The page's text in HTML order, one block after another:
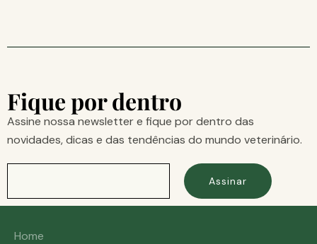
Fique por dentro
Assine nossa newsletter e fique por dentro das
novidades, dicas e das tendências do mundo veterinário.
Assinar
Home